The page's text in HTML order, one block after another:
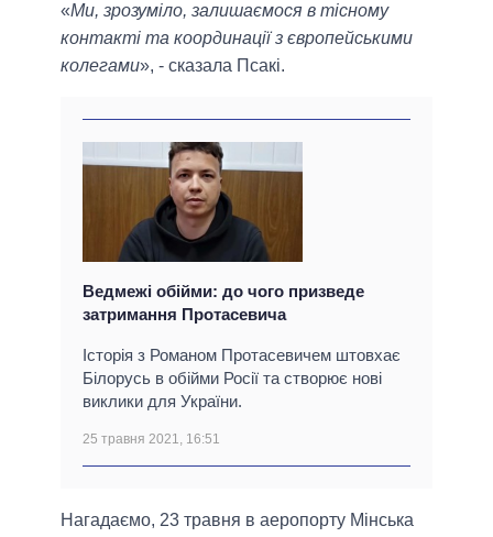
«Ми, зрозуміло, залишаємося в тісному
контакті та координації з європейськими
колегами», - сказала Псакі.
Ведмежі обійми: до чого призведе
затримання Протасевича
Історія з Романом Протасевичем штовхає
Білорусь в обійми Росії та створює нові
виклики для України.
25 травня 2021, 16:51
Нагадаємо, 23 травня в аеропорту Мінська